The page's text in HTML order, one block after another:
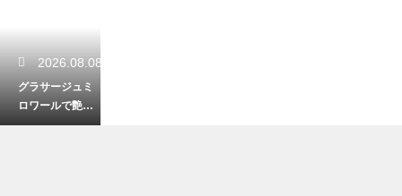
2026.08.08
グラサージュミ
ロワールで艶出
し！ゼラチンを